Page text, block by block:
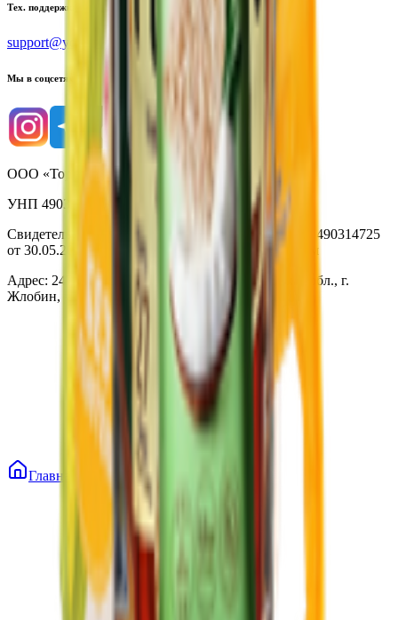
Тех. поддержка
support@yoda.by
Мы в соцсетях
ООО «Торговая сеть «Продмир»
УНП 490314725
Свидетельство о государственной регистрации № 490314725
от 30.05.2003г выдано Гомельским облисполкомом
Адрес: 247210, Республика Беларусь, Гомельская обл., г.
Жлобин, ул. Козлова 2-А
Главная